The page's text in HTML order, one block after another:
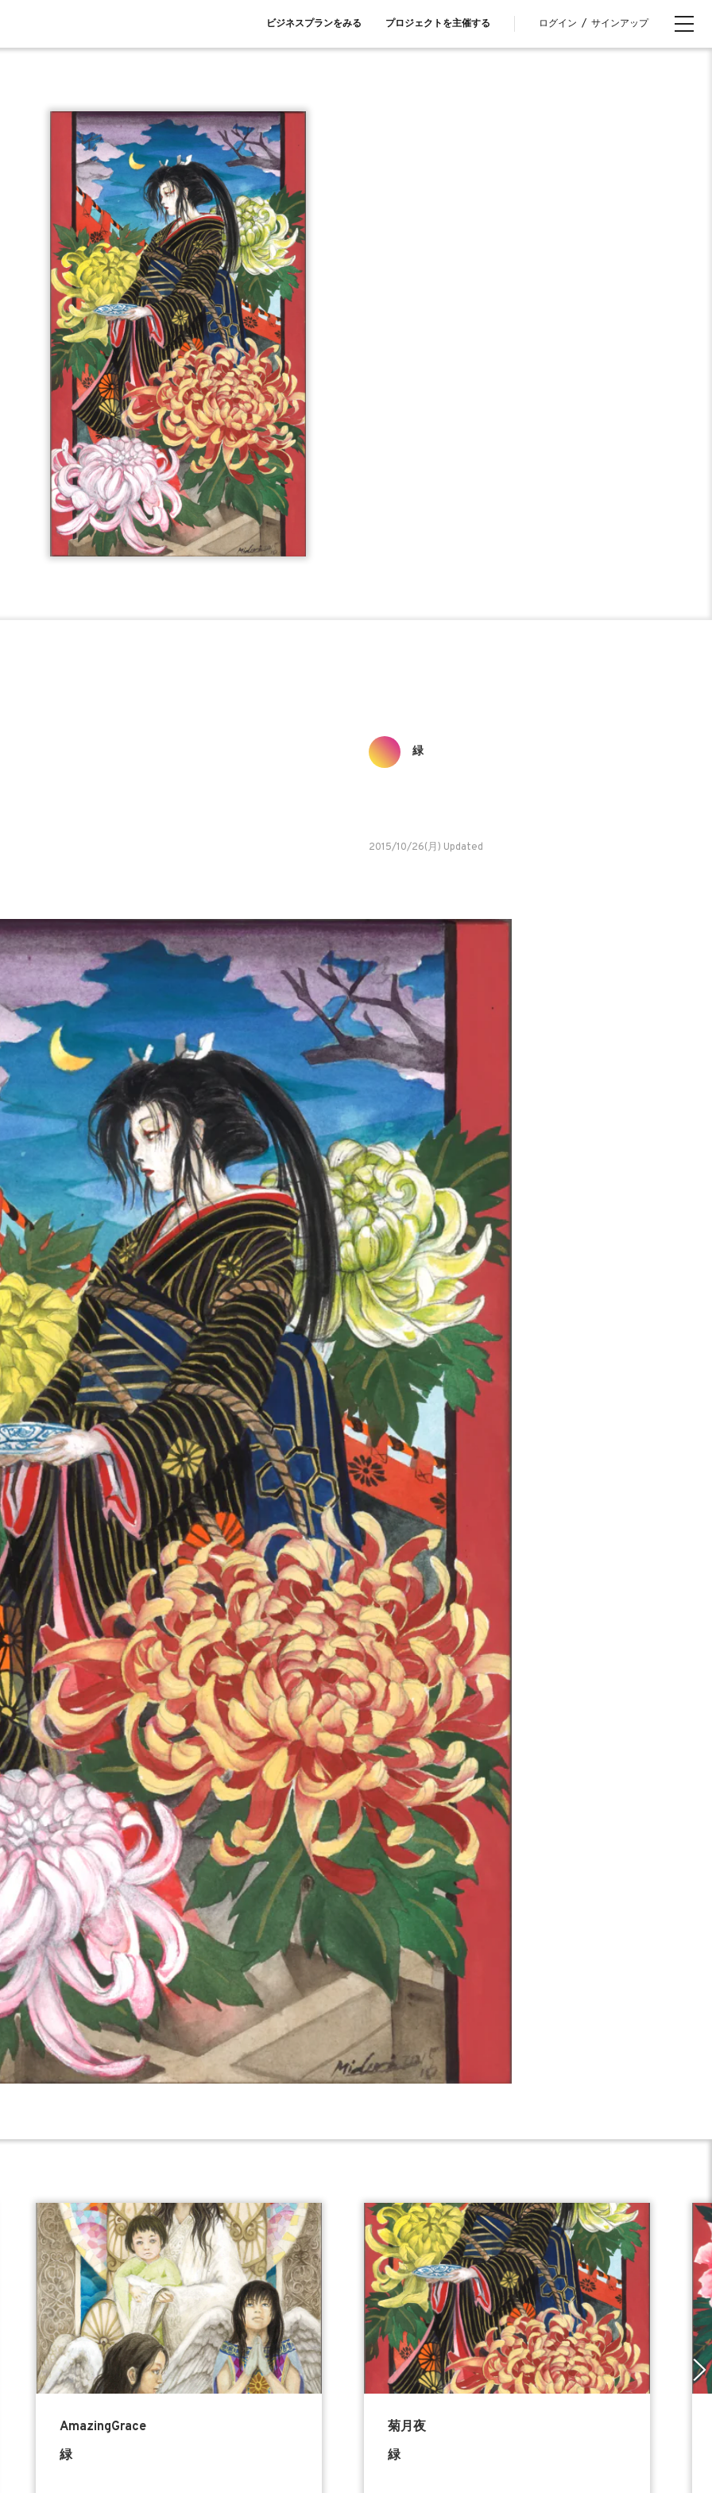
ビジネスプランをみる プロジェクトを主催する ログイン / サインアップ
緑
2015/10/26(月) Updated
AmazingGrace
緑
菊月夜
緑